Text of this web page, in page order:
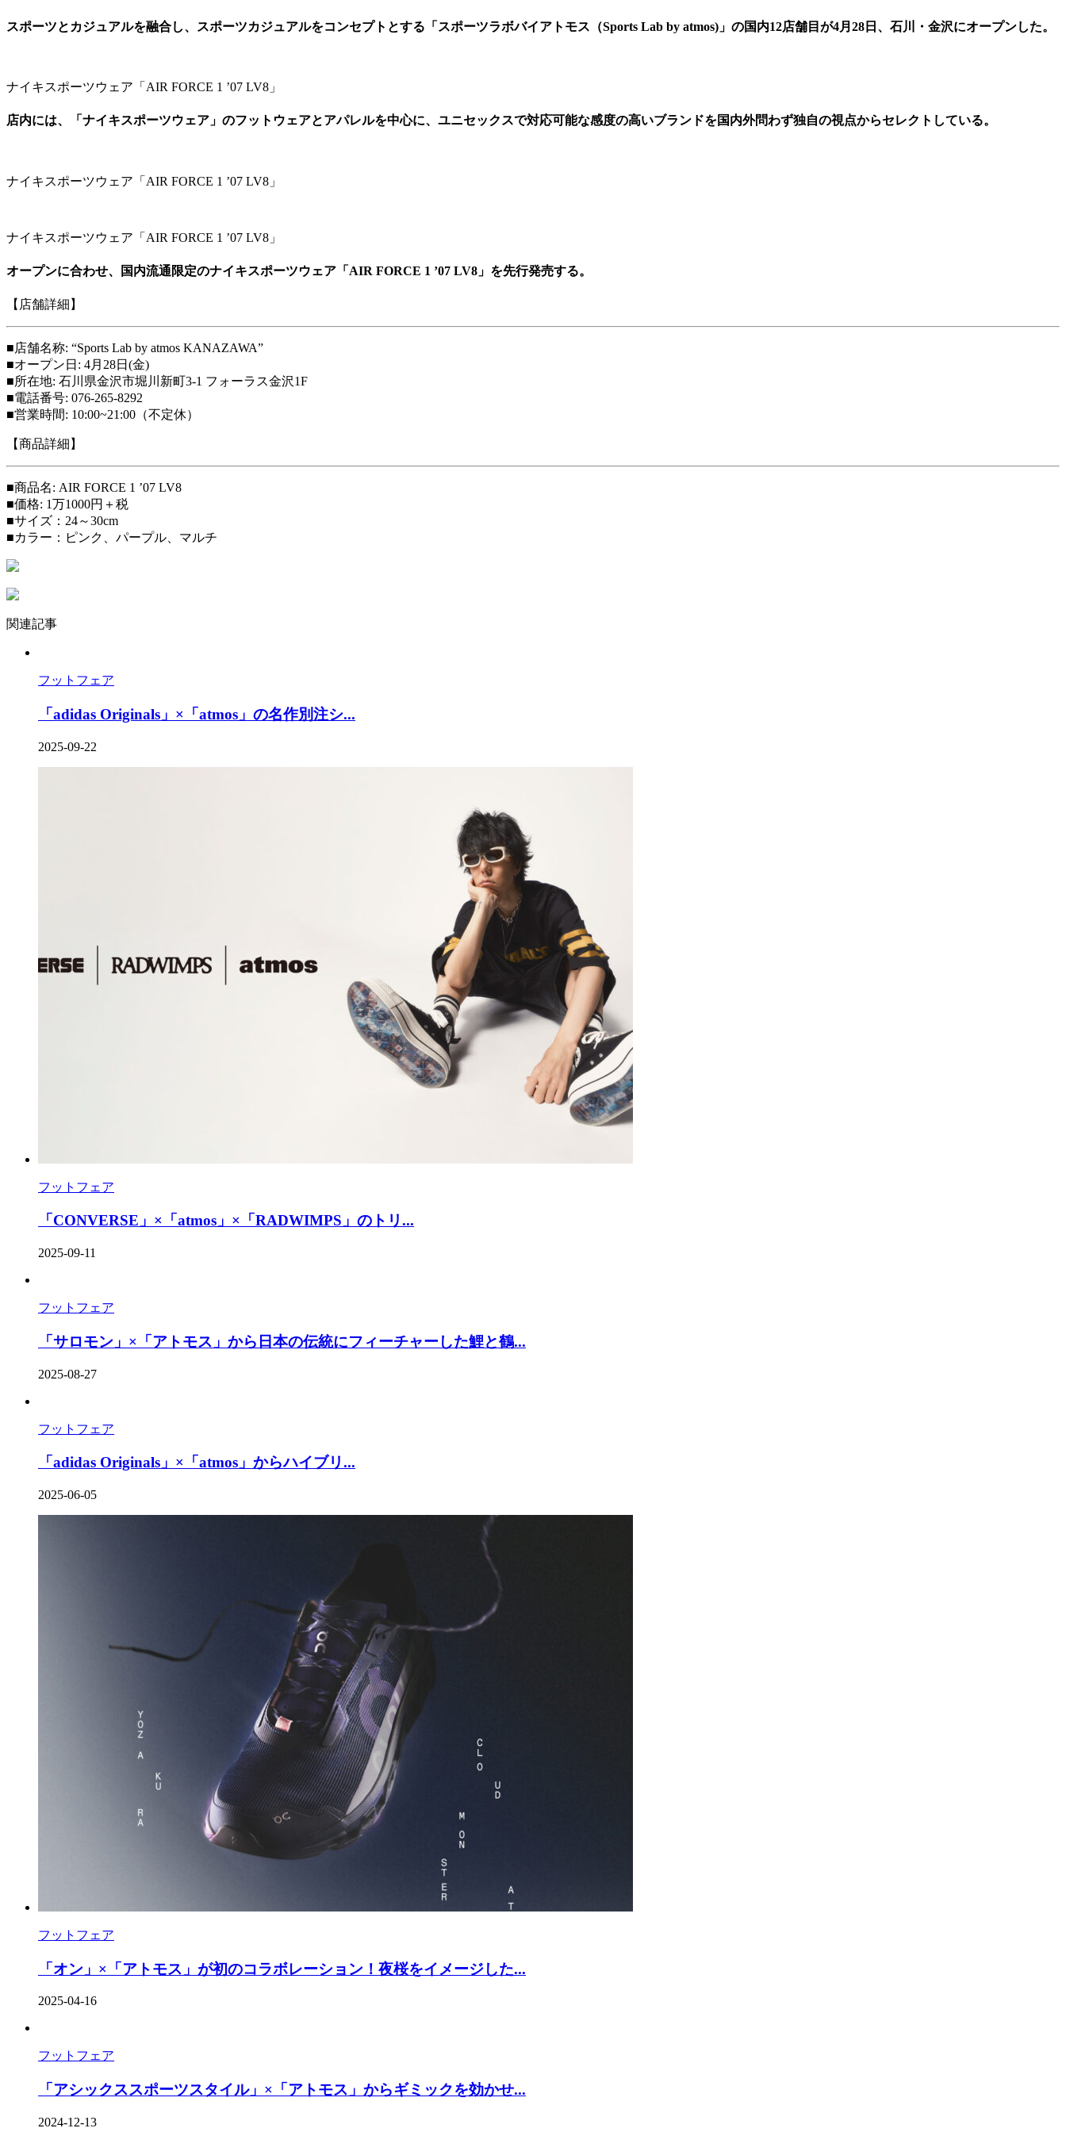
スポーツとカジュアルを融合し、スポーツカジュアルをコンセプトとする「スポーツラボバイアトモス（Sports Lab by atmos)」の国内12店舗目が4月28日、石川・金沢にオープンした。
ナイキスポーツウェア「AIR FORCE 1 ’07 LV8」
店内には、「ナイキスポーツウェア」のフットウェアとアパレルを中心に、ユニセックスで対応可能な感度の高いブランドを国内外問わず独自の視点からセレクトしている。
ナイキスポーツウェア「AIR FORCE 1 ’07 LV8」
ナイキスポーツウェア「AIR FORCE 1 ’07 LV8」
オープンに合わせ、国内流通限定のナイキスポーツウェア「AIR FORCE 1 ’07 LV8」を先行発売する。
【店舗詳細】
■店舗名称: “Sports Lab by atmos KANAZAWA”
■オープン日: 4月28日(金)
■所在地: 石川県金沢市堀川新町3-1 フォーラス金沢1F
■電話番号: 076-265-8292
■営業時間: 10:00~21:00（不定休）
【商品詳細】
■商品名: AIR FORCE 1 ’07 LV8
■価格: 1万1000円＋税
■サイズ：24～30cm
■カラー：ピンク、パープル、マルチ
関連記事
フットフェア
「adidas Originals」×「atmos」の名作別注シ...
2025-09-22
フットフェア
「CONVERSE」×「atmos」×「RADWIMPS」のトリ...
2025-09-11
フットフェア
「サロモン」×「アトモス」から日本の伝統にフィーチャーした鯉と鶴...
2025-08-27
フットフェア
「adidas Originals」×「atmos」からハイブリ...
2025-06-05
フットフェア
「オン」×「アトモス」が初のコラボレーション！夜桜をイメージした...
2025-04-16
フットフェア
「アシックススポーツスタイル」×「アトモス」からギミックを効かせ...
2024-12-13